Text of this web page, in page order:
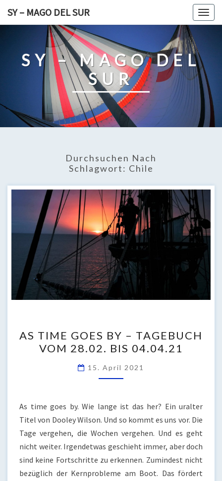
SY – MAGO DEL SUR
SY – MAGO DEL
SUR
Durchsuchen Nach
Schlagwort: Chile
TIME
GOES
BY
–
VOM
28.02.
BIS
04.04.21
AS TIME GOES BY – TAGEBUCH
VOM 28.02. BIS 04.04.21
15. April 2021
As time goes by. Wie lange ist das her? Ein uralter
Titel von Dooley Wilson. Und so kommt es uns vor. Die
Tage vergehen, die Wochen vergehen. Und es geht
nicht weiter. Irgendetwas geschieht immer, aber doch
sind keine Fortschritte zu erkennen. Zumindest nicht
bezüglich der Kernprobleme am Boot. Das fördert